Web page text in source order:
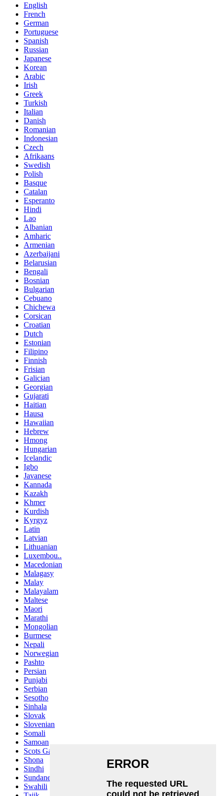
English
French
German
Portuguese
Spanish
Russian
Japanese
Korean
Arabic
Irish
Greek
Turkish
Italian
Danish
Romanian
Indonesian
Czech
Afrikaans
Swedish
Polish
Basque
Catalan
Esperanto
Hindi
Lao
Albanian
Amharic
Armenian
Azerbaijani
Belarusian
Bengali
Bosnian
Bulgarian
Cebuano
Chichewa
Corsican
Croatian
Dutch
Estonian
Filipino
Finnish
Frisian
Galician
Georgian
Gujarati
Haitian
Hausa
Hawaiian
Hebrew
Hmong
Hungarian
Icelandic
Igbo
Javanese
Kannada
Kazakh
Khmer
Kurdish
Kyrgyz
Latin
Latvian
Lithuanian
Luxembou..
Macedonian
Malagasy
Malay
Malayalam
Maltese
Maori
Marathi
Mongolian
Burmese
Nepali
Norwegian
Pashto
Persian
Punjabi
Serbian
Sesotho
Sinhala
Slovak
Slovenian
Somali
Samoan
Scots Gaelic
Shona
Sindhi
Sundanese
Swahili